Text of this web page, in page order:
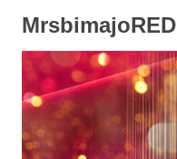
MrsbimajoRED